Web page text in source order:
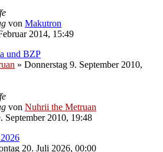
von Makutron
2014, 15:49
und BZP
» Donnerstag 9. September 2010,
von Nuhrii the Metruan
September 2010, 19:48
20. Juli 2026, 00:00